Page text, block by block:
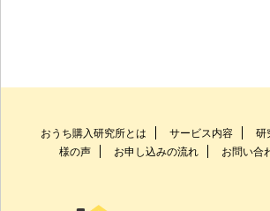
おうち購入研究所とは サービス内容 研
様の声
お申し込みの流れ お問い合